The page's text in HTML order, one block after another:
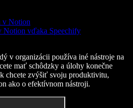
v Notion
vďaka Speechify
v organizácii používa iné nástroje na
mať schôdzky a úlohy konečne
chcete zvýšiť svoju produktivitu,
ako o efektívnom nástroji.